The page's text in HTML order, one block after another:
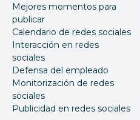
Mejores momentos para
publicar
Calendario de redes sociales
Interacción en redes
sociales
Defensa del empleado
Monitorización de redes
sociales
Publicidad en redes sociales